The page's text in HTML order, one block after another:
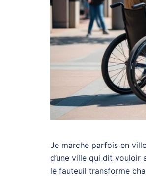
Je marche parfois en
d’une ville qui dit vouloir
le fauteuil transforme